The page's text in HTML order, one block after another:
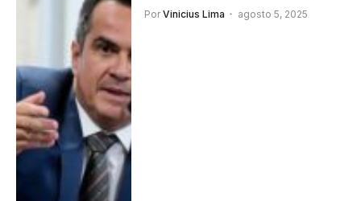
Por Vinicius Lima agosto 5, 2025